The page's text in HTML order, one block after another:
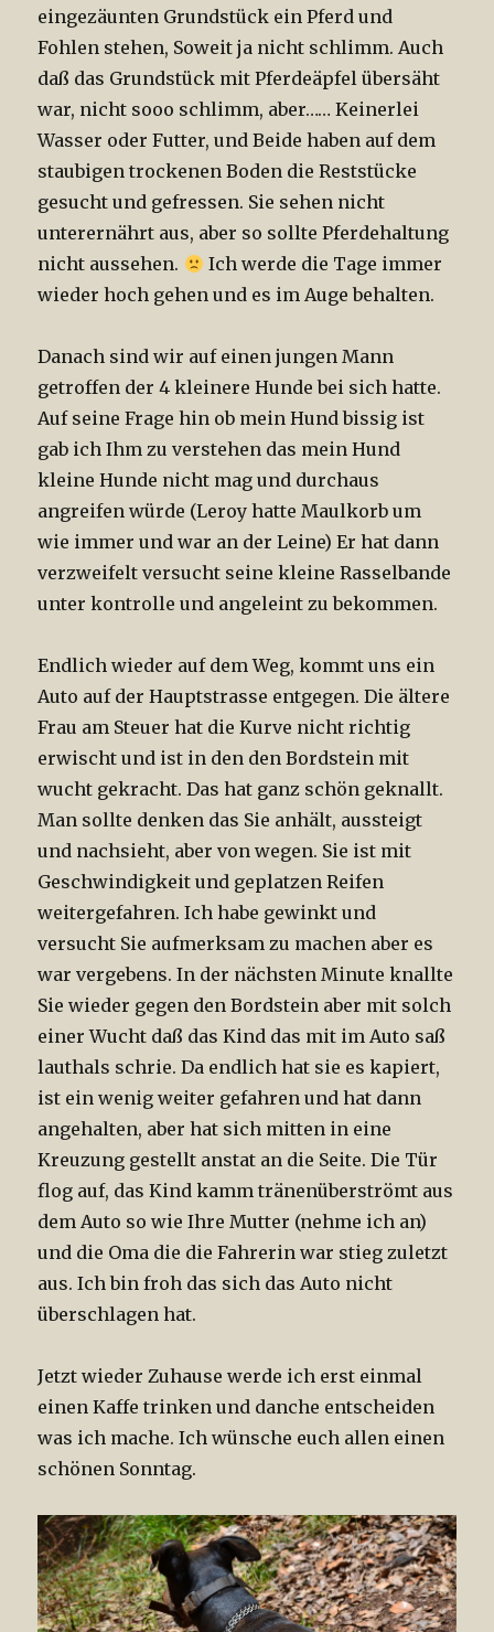
eingezäunten Grundstück ein Pferd und
Fohlen stehen, Soweit ja nicht schlimm. Auch
daß das Grundstück mit Pferdeäpfel übersäht
war, nicht sooo schlimm, aber…… Keinerlei
Wasser oder Futter, und Beide haben auf dem
staubigen trockenen Boden die Reststücke
gesucht und gefressen. Sie sehen nicht
unterernährt aus, aber so sollte Pferdehaltung
nicht aussehen.
Ich werde die Tage immer
wieder hoch gehen und es im Auge behalten.
Danach sind wir auf einen jungen Mann
getroffen der 4 kleinere Hunde bei sich hatte.
Auf seine Frage hin ob mein Hund bissig ist
gab ich Ihm zu verstehen das mein Hund
kleine Hunde nicht mag und durchaus
angreifen würde (Leroy hatte Maulkorb um
wie immer und war an der Leine) Er hat dann
verzweifelt versucht seine kleine Rasselbande
unter kontrolle und angeleint zu bekommen.
Endlich wieder auf dem Weg, kommt uns ein
Auto auf der Hauptstrasse entgegen. Die ältere
Frau am Steuer hat die Kurve nicht richtig
erwischt und ist in den den Bordstein mit
wucht gekracht. Das hat ganz schön geknallt.
Man sollte denken das Sie anhält, aussteigt
und nachsieht, aber von wegen. Sie ist mit
Geschwindigkeit und geplatzen Reifen
weitergefahren. Ich habe gewinkt und
versucht Sie aufmerksam zu machen aber es
war vergebens. In der nächsten Minute knallte
Sie wieder gegen den Bordstein aber mit solch
einer Wucht daß das Kind das mit im Auto saß
lauthals schrie. Da endlich hat sie es kapiert,
ist ein wenig weiter gefahren und hat dann
angehalten, aber hat sich mitten in eine
Kreuzung gestellt anstat an die Seite. Die Tür
flog auf, das Kind kamm tränenüberströmt aus
dem Auto so wie Ihre Mutter (nehme ich an)
und die Oma die die Fahrerin war stieg zuletzt
aus. Ich bin froh das sich das Auto nicht
überschlagen hat.
Jetzt wieder Zuhause werde ich erst einmal
einen Kaffe trinken und danche entscheiden
was ich mache. Ich wünsche euch allen einen
schönen Sonntag.